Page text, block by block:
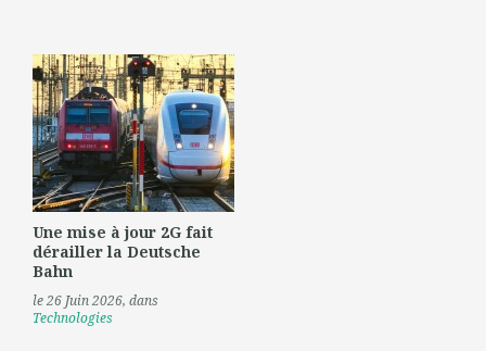
Une mise à jour 2G fait
dérailler la Deutsche
Bahn
le 26 Juin 2026, dans
Technologies